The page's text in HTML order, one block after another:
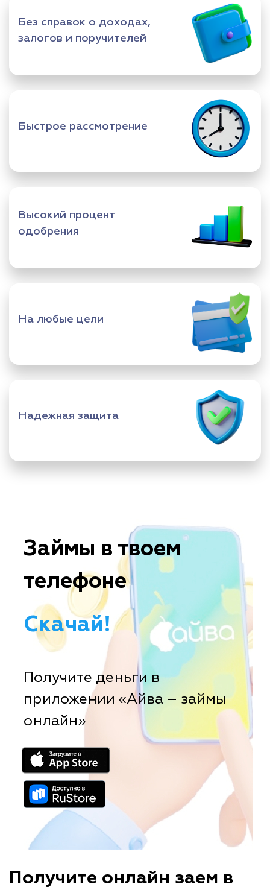
Без справок о доходах,
залогов и поручителей
Быстрое рассмотрение
Высокий процент
одобрения
На любые цели
Надежная защита
Займы в твоем
телефоне
Скачай!
Получите деньги в
приложении «Айва – займы
онлайн»
Получите онлайн заем в